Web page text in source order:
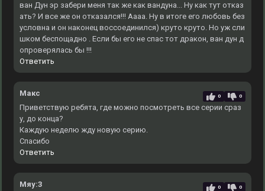
ван Дун эр забери меня так же как вандуна... Ну как тут отказ
ать? И все же он отказался!!! Аааа. Ну в итоге его любовь без
условна и он наконец воссоединился) круто круто. Но уж сли
шком беспощадно . Если бы его не спас тот дракон, ван дун д
опроверялась бы !!!
Ответить
Макс 0 0
Приветствую ребята, где можно посмотреть все серии сраз
у, до конца?
Каждую неделю жду новую серию.
Спасибо
Ответить
Мяу:3 0 0